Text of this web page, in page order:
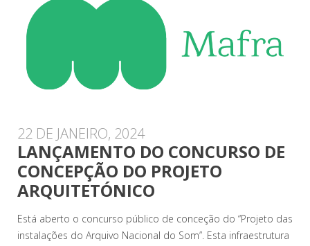
22 DE JANEIRO, 2024
LANÇAMENTO DO CONCURSO DE
CONCEPÇÃO DO PROJETO
ARQUITETÓNICO
Está aberto o concurso público de conceção do “Projeto das
instalações do Arquivo Nacional do Som”. Esta infraestrutura